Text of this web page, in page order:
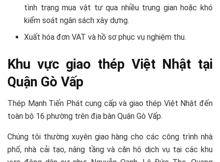
tình trạng mua vật tư qua nhiều trung gian hoặc khó
kiểm soát ngân sách xây dựng.
Xuất hóa đơn VAT và hồ sơ phục vụ nghiệm thu.
Khu vực giao thép Việt Nhật tại
Quận Gò Vấp
Thép Mạnh Tiến Phát cung cấp và giao thép Việt Nhật đến
toàn bộ 16 phường trên địa bàn Quận Gò Vấp.
Chúng tôi thường xuyên giao hàng cho các công trình nhà
phố, nhà cải tạo, nâng tầng và căn hộ dịch vụ tại các khu